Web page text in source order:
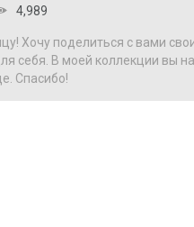
4,989
Хочу поделиться с вами
себя. В моей коллекции вы
Спасибо!